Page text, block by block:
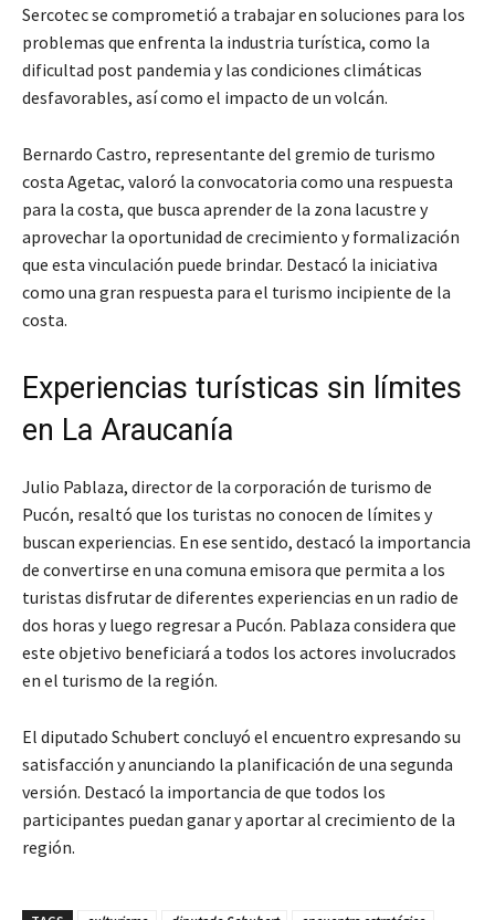
Sercotec se comprometió a trabajar en soluciones para los
problemas que enfrenta la industria turística, como la
dificultad post pandemia y las condiciones climáticas
desfavorables, así como el impacto de un volcán.
Bernardo Castro, representante del gremio de turismo
costa Agetac, valoró la convocatoria como una respuesta
para la costa, que busca aprender de la zona lacustre y
aprovechar la oportunidad de crecimiento y formalización
que esta vinculación puede brindar. Destacó la iniciativa
como una gran respuesta para el turismo incipiente de la
costa.
Experiencias turísticas sin límites
en La Araucanía
Julio Pablaza, director de la corporación de turismo de
Pucón, resaltó que los turistas no conocen de límites y
buscan experiencias. En ese sentido, destacó la importancia
de convertirse en una comuna emisora que permita a los
turistas disfrutar de diferentes experiencias en un radio de
dos horas y luego regresar a Pucón. Pablaza considera que
este objetivo beneficiará a todos los actores involucrados
en el turismo de la región.
El diputado Schubert concluyó el encuentro expresando su
satisfacción y anunciando la planificación de una segunda
versión. Destacó la importancia de que todos los
participantes puedan ganar y aportar al crecimiento de la
región.